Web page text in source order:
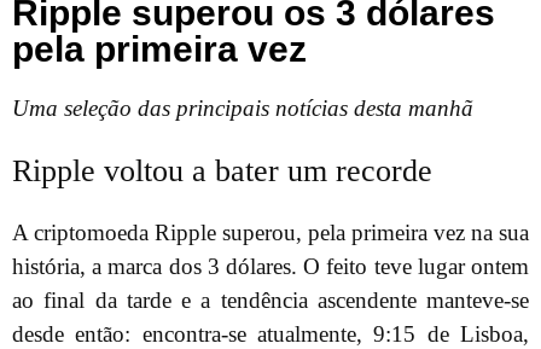
Ripple superou os 3 dólares
pela primeira vez
Uma seleção das principais notícias desta manhã
Ripple voltou a bater um recorde
A criptomoeda Ripple superou, pela primeira vez na sua
história, a marca dos 3 dólares. O feito teve lugar ontem
ao final da tarde e a tendência ascendente manteve-se
desde então: encontra-se atualmente, 9:15 de Lisboa,